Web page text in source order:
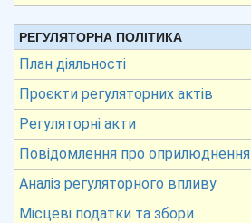
РЕГУЛЯТОРНА ПОЛІТИКА
План діяльності
Проєкти регуляторних актів
Регуляторні акти
Повідомлення про оприлюднення
Аналіз регуляторного впливу
Місцеві податки та збори